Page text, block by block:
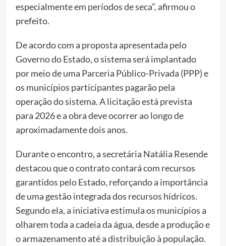
especialmente em períodos de seca”, afirmou o
prefeito.
De acordo com a proposta apresentada pelo
Governo do Estado, o sistema será implantado
por meio de uma Parceria Público-Privada (PPP) e
os municípios participantes pagarão pela
operação do sistema. A licitação está prevista
para 2026 e a obra deve ocorrer ao longo de
aproximadamente dois anos.
Durante o encontro, a secretária Natália Resende
destacou que o contrato contará com recursos
garantidos pelo Estado, reforçando a importância
de uma gestão integrada dos recursos hídricos.
Segundo ela, a iniciativa estimula os municípios a
olharem toda a cadeia da água, desde a produção e
o armazenamento até a distribuição à população.